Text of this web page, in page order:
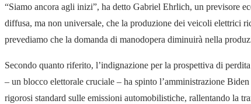
“Siamo ancora agli inizi”, ha detto Gabriel Ehrlich, un previsore
diffusa, ma non universale, che la produzione dei veicoli elettrici
prevediamo che la domanda di manodopera diminuirà nella
Secondo quanto riferito, l’indignazione per la prospettiva di
– un blocco elettorale cruciale – ha spinto l’amministrazione
rigorosi standard sulle emissioni automobilistiche, rallentando la